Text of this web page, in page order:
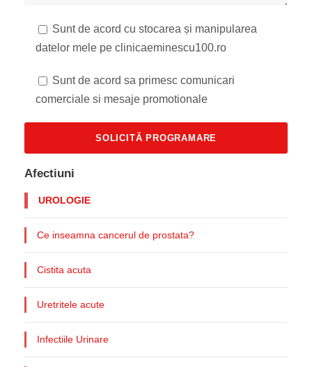
Sunt de acord cu stocarea și manipularea
datelor mele pe clinicaeminescu100.ro
Sunt de acord sa primesc comunicari
comerciale si mesaje promotionale
Afectiuni
UROLOGIE
Ce inseamna cancerul de prostata?
Cistita acuta
Uretritele acute
Infectiile Urinare